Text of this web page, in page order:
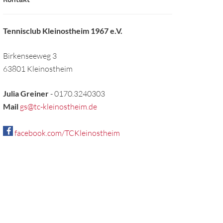
Tennisclub Kleinostheim 1967 e.V.
Birkenseeweg 3
63801 Kleinostheim
Julia Greiner- 0170.3240303
Mail gs@tc-kleinostheim.de
facebook.com/TCKleinostheim